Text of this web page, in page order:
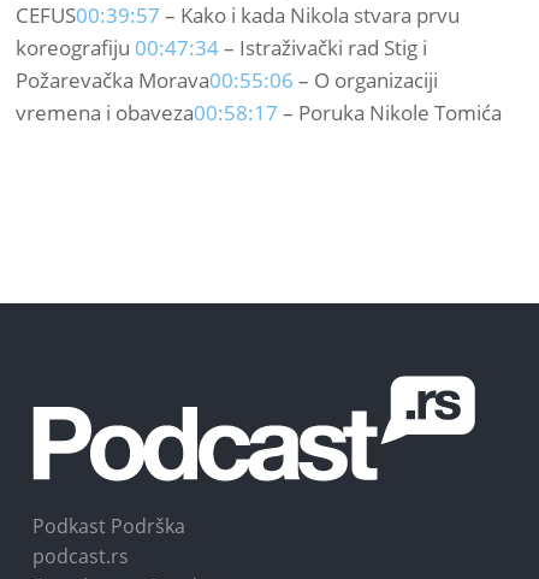
CEFUS00:39:57 – Kako i kada Nikola stvara prvu
koreografiju 00:47:34– Istraživački rad Stig i
Požarevačka Morava00:55:06 – O organizaciji
vremena i obaveza00:58:17 – Poruka Nikole Tomića
Podkast Podrška
podcast.rs